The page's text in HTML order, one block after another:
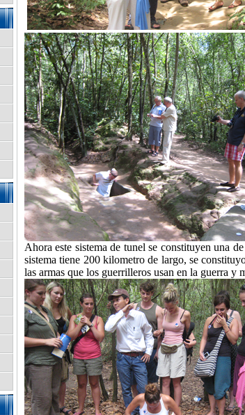
Ahora este sistema de tunel se constituyen una
sistema tiene 200 kilometro de largo, se
las armas que los guerrilleros usan en la guerra y